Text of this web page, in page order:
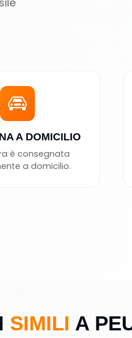
A DOMICILIO
è consegnata
a domicilio.
SIMILI A